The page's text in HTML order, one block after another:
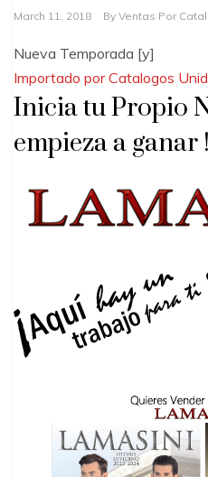
March 11, 2018 By Ventas Por
Nueva Temporada [y]
Importado por Catalogos
Inicia tu Propio
empieza a ganar